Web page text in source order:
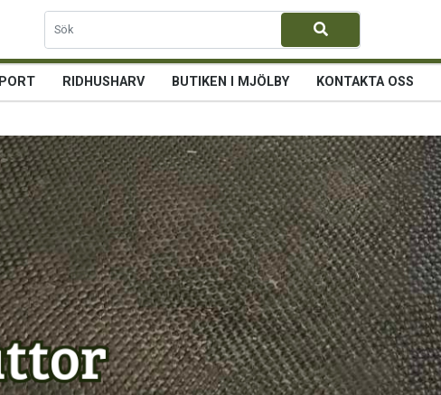
RIDHUSHARV BUTIKEN I MJÖLBY KONTAKTA OSS